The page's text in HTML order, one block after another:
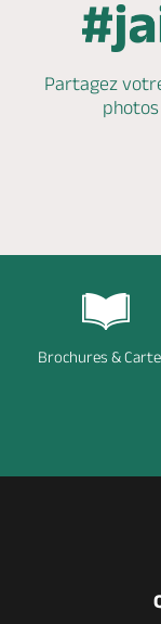
Partagez
Brochures &